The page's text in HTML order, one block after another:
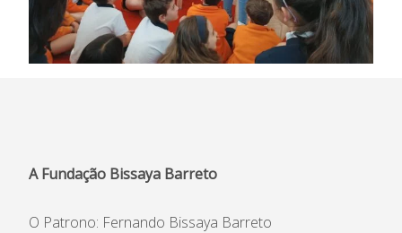
A Fundação Bissaya Barreto
O Patrono: Fernando Bissaya Barreto